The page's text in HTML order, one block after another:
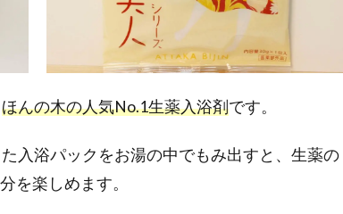
ほんの木の人気No.1生薬入浴剤です。
入浴パックをお湯の中でもみ出すと、生薬の
を楽しめます。